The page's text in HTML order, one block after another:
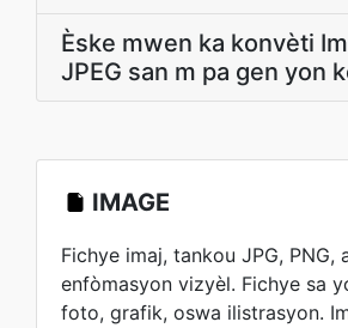
Èske mwen ka konvèti
JPEG san m pa gen yon
IMAGE
Fichye imaj, tankou JPG, PNG,
enfòmasyon vizyèl. Fichye sa
foto, grafik, oswa ilistrasyon.